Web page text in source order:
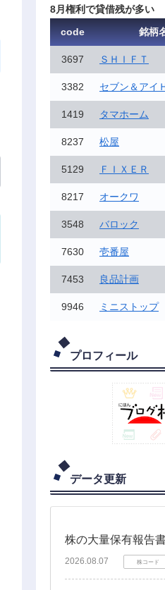
8月権利で貸借残が多い
code
銘柄
3697 ＳＨＩＦＴ
3382 セブン＆アイ
1419 タマホーム
8237 松屋
5129 ＦＩＸＥＲ
8217 オークワ
3548 バロック
7630 壱番屋
7453 良品計画
9946 ミニストップ
プロフィール
データ更新
株の大量保有報告
2026.08.07 株コード